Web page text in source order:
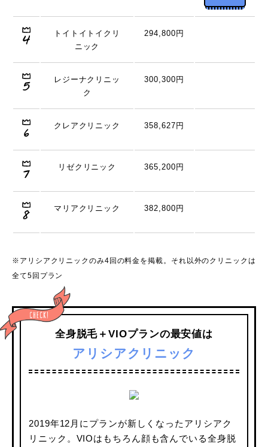
トイトイトイクリ
ニック
294,800円
レジーナクリニッ
ク
300,300円
クレアクリニック 358,627円
リゼクリニック 365,200円
マリアクリニック 382,800円
※アリシアクリニックのみ4回の料金を掲載。それ以外のクリニックは
全て5回プラン
全身脱毛＋VIOプランの最安値は
アリシアクリニック
2019年12月にプランが新しくなったアリシアク
リニック。VIOはもちろん顔も含んでいる全身脱